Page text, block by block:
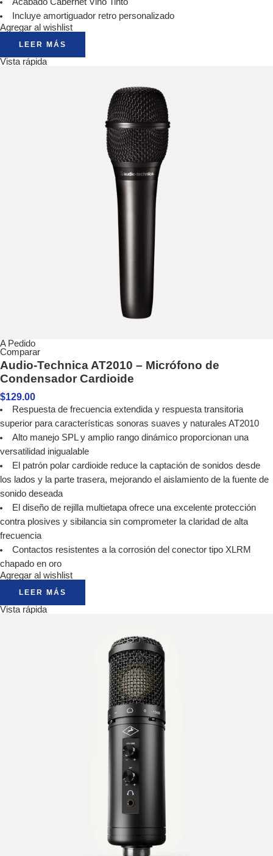
Incluye amortiguador retro personalizado
Agregar al wishlist
LEER MÁS
Vista rápida
A Pedido
Comparar
Audio-Technica AT2010 – Micrófono de
Condensador Cardioide
$129.00
Respuesta de frecuencia extendida y respuesta transitoria
superior para características sonoras suaves y naturales AT2010
Alto manejo SPL y amplio rango dinámico proporcionan una
versatilidad inigualable
El patrón polar cardioide reduce la captación de sonidos desde
los lados y la parte trasera, mejorando el aislamiento de la fuente de
sonido deseada
El diseño de rejilla multietapa ofrece una excelente protección
contra plosives y sibilancia sin comprometer la claridad de alta
frecuencia
Contactos resistentes a la corrosión del conector tipo XLRM
chapado en oro
Agregar al wishlist
LEER MÁS
Vista rápida